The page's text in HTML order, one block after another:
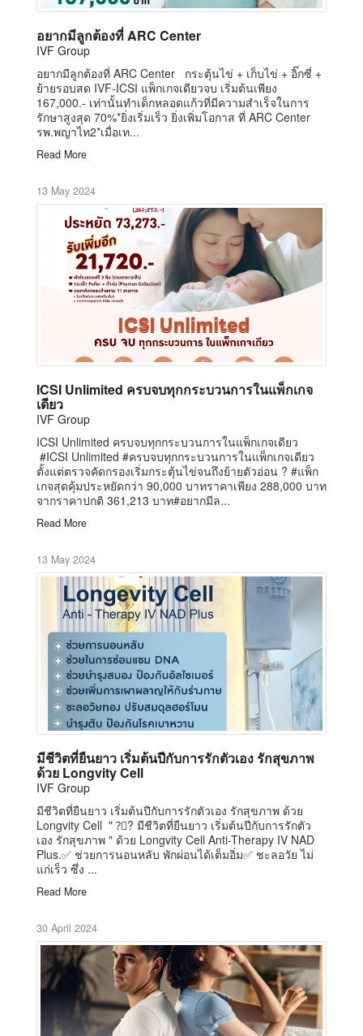
อยากมีลูกต้องที่ ARC Center
IVF Group
อยากมีลูกต้องที่ ARC Center กระตุ้นไข่ + เก็บไข่ + อิ๊กซี่ +
ย้ายรอบสด IVF-ICSI แพ็กเกจเดียวจบ เริ่มต้นเพียง
167,000.- เท่านั้นทำเด็กหลอดแก้วที่มีความสำเร็จในการ
รักษาสูงสุด 70%*ยิ่งเริ่มเร็ว ยิ่งเพิ่มโอกาส ที่ ARC Center
รพ.พญาไท2*เมื่อเท...
Read More
13 May 2024
ICSI Unlimited ครบจบทุกกระบวนการในแพ็กเกจ
เดียว
IVF Group
ICSI Unlimited ครบจบทุกกระบวนการในแพ็กเกจเดียว
#ICSI Unlimited #ครบจบทุกกระบวนการในแพ็กเกจเดียว
ตั้งแต่ตรวจคัดกรองเริ่มกระตุ้นไข่จนถึงย้ายตัวอ่อน ? #แพ็ก
เกจสุดคุ้มประหยัดกว่า 90,000 บาทราคาเพียง 288,000 บาท
จากราคาปกติ 361,213 บาท#อยากมีล...
Read More
13 May 2024
มีชีวิตที่ยืนยาว เริ่มต้นปีกับการรักตัวเอง รักสุขภาพ
ด้วย Longvity Cell
IVF Group
มีชีวิตที่ยืนยาว เริ่มต้นปีกับการรักตัวเอง รักสุขภาพ ด้วย
Longvity Cell " ?‍⚕? มีชีวิตที่ยืนยาว เริ่มต้นปีกับการรักตัว
เอง รักสุขภาพ " ด้วย Longvity Cell Anti-Therapy IV NAD
Plus.✅ ช่วยการนอนหลับ พักผ่อนได้เต็มอิ่ม✅ ชะลอวัย ไม่
แก่เร็ว ซึ่ง ...
Read More
30 April 2024